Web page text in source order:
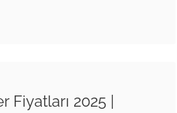
Fiyatları 2025 |